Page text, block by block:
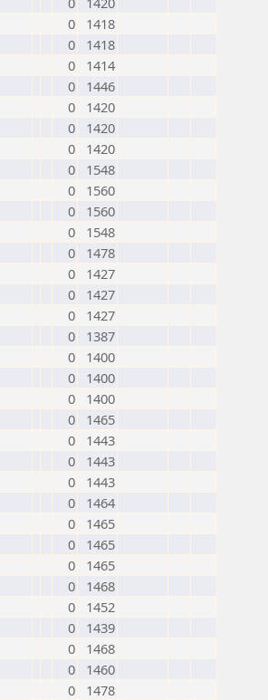
0
1418
0
1418
0
1414
0
1446
0
1420
0
1420
0
1420
0
1548
0
1560
0
1560
0
1548
0
1478
0
1427
0
1427
0
1427
0
1387
0
1400
0
1400
0
1400
0
1465
0
1443
0
1443
0
1443
0
1464
0
1465
0
1465
0
1465
0
1468
0
1452
0
1439
0
1468
0
1460
0
1478